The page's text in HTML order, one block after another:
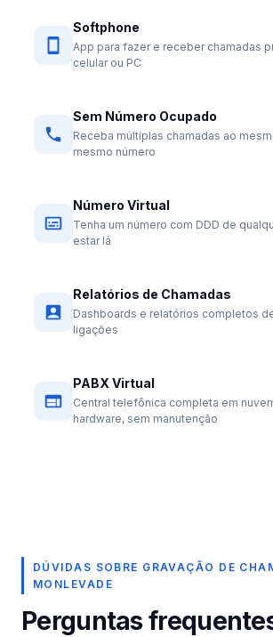
Softphone
App para fazer e receber chamadas
celular ou PC
Sem Número Ocupado
Receba múltiplas chamadas ao
mesmo número
Número Virtual
Tenha um número com DDD de
estar lá
Relatórios de Chamadas
Dashboards e relatórios completos
ligações
PABX Virtual
Central telefônica completa em
hardware, sem manutenção
DÚVIDAS SOBRE GRAVAÇÃO DE
MONLEVADE
Perguntas